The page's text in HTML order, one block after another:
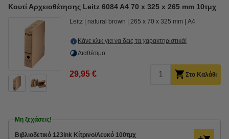
Κουτί Αρχειοθέτησης Leitz 6084 A4 70 x 325 x 265 mm 10τμχ
Leitz natural brown 265 x 70 x 325 mm A4
Κάνε κλικ για να δεις τα χαρακτηριστικά!
Διαθέσιμο
29,95 € Στο Καλάθι
Μη ξεχάσεις!
Bιβλιοδετικό 123ink Κίτρινο/Λευκό 100τμχ